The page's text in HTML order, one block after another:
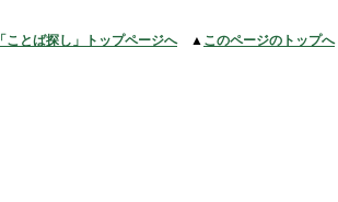
「ことば探し」トップページへ▲ このページのトップへ